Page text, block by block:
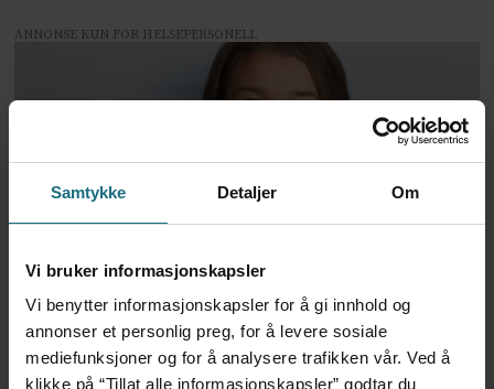
Samtykke Detaljer Om
Vi bruker informasjonskapsler
Vi benytter informasjonskapsler for å gi innhold og
annonser et personlig preg, for å levere sosiale
mediefunksjoner og for å analysere trafikken vår. Ved å
klikke på “Tillat alle informasjonskapsler” godtar du
ANNONSE KUN FOR HELSEPERSONELL
Fikk svar fra
helseministeren om avtaler
om rehabilitering i Helse